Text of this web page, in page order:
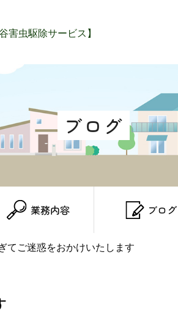
ブログ
業務内容 ブログ
てご迷惑をおかけいたします